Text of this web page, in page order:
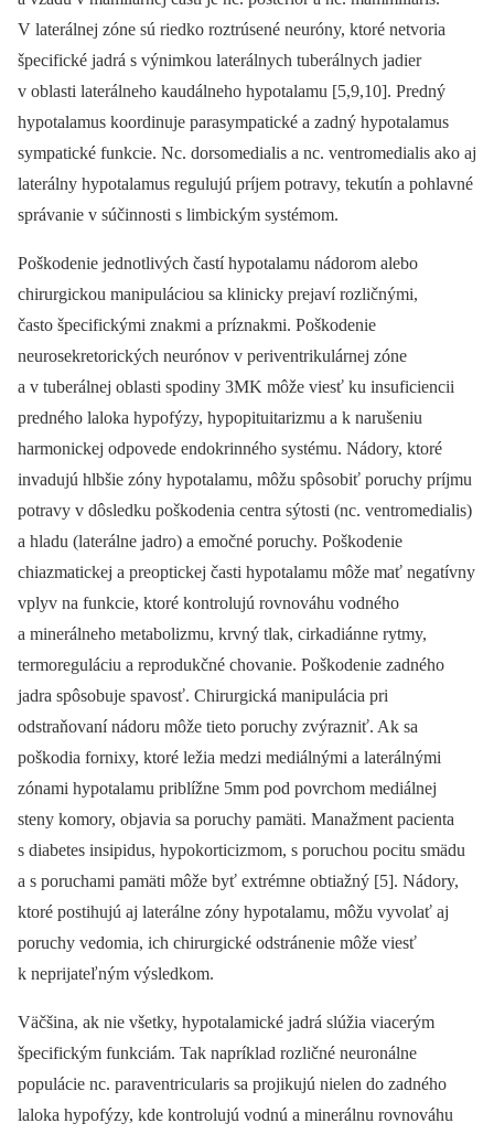
V laterálnej zóne sú riedko roztrúsené neuróny, ktoré netvoria
špecifické jadrá s výnimkou laterálnych tuberálnych jadier
v oblasti laterálneho kaudálneho hypotalamu [5,9,10]. Predný
hypotalamus koordinuje parasympatické a zadný hypotalamus
sympatické funkcie. Nc. dorsomedialis a nc. ventromedialis ako aj
laterálny hypotalamus regulujú príjem potravy, tekutín a pohlavné
správanie v súčinnosti s limbickým sy­stémom.
Poškodenie jednotlivých častí hypotalamu nádorom alebo
chirurgickou manipuláciou sa klinicky prejaví rozličnými,
často špecifickými znakmi a príznakmi. Poškodenie
neurosekretorických neurónov v periventrikulárnej zóne
a v tuberálnej oblasti spodiny 3MK môže viesť ku insuficiencii
predného laloka hypofýzy, hypopituitarizmu a k narušeniu
harmonickej odpovede endokrinného sy­stému. Nádory, ktoré
invadujú hlbšie zóny hypotalamu, môžu spôsobiť poruchy príjmu
potravy v dôsledku poškodenia centra sýtosti (nc. ventromedialis)
a hladu (laterálne jadro) a emočné poruchy. Poškodenie
chiazmatickej a preoptickej časti hypotalamu môže mať negatívny
vplyv na funkcie, ktoré kontrolujú rovnováhu vodného
a minerálneho metabolizmu, krvný tlak, cirkadiánne rytmy,
termoreguláciu a reprodukčné chovanie. Poškodenie zadného
jadra spôsobuje spavosť. Chirurgická manipulácia pri
odstraňovaní nádoru môže tieto poruchy zvýrazniť. Ak sa
poškodia fornixy, ktoré ležia medzi mediálnými a laterálnými
zónami hypotalamu priblížne 5mm pod povrchom mediálnej
steny komory, objavia sa poruchy pamäti. Manažment pacienta
s diabetes insipidus, hypokorticizmom, s poruchou pocitu smädu
a s poruchami pamäti môže byť extrémne obtiažný [5]. Nádory,
ktoré postihujú aj laterálne zóny hypotalamu, môžu vyvolať aj
poruchy vedomia, ich chirurgické odstránenie môže viesť
k neprijateľným výsledkom.
Väčšina, ak nie všetky, hypotalamické jadrá slúžia viacerým
špecifickým funkciám. Tak napríklad rozličné neuronálne
populácie nc. paraventricularis sa projikujú nielen do zadného
laloka hypofýzy, kde kontrolujú vodnú a minerálnu rovnováhu